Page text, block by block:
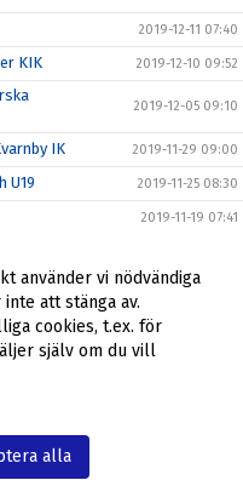
2019-12-11 07:40
KIK 2019-12-10 09:52
2019-12-05 09:10
IK 2019-11-29 09:00
U19 2019-11-25 08:30
2019-11-19 07:41
IK! 2019-11-13 10:57
start 18/11 2019-11-12 12:00
IK 2019-11-05 08:35
använder vi nödvändiga
att stänga av.
cookies, t.ex. för
själv om du vill
alla